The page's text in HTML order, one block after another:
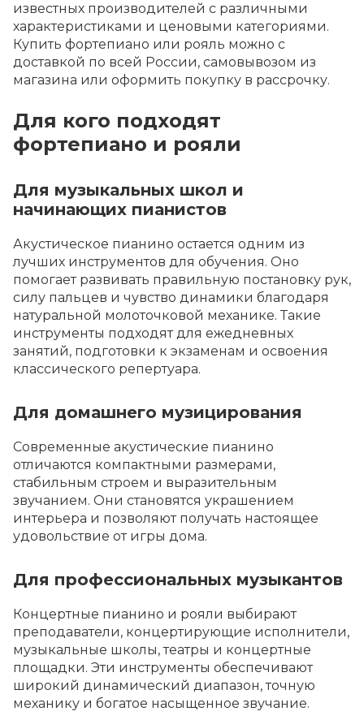
известных производителей с различными
характеристиками и ценовыми категориями.
Купить фортепиано или рояль можно с
доставкой по всей России, самовывозом из
магазина или оформить покупку в рассрочку.
Для кого подходят
фортепиано и рояли
Для музыкальных школ и
начинающих пианистов
Акустическое пианино остается одним из
лучших инструментов для обучения. Оно
помогает развивать правильную постановку рук,
силу пальцев и чувство динамики благодаря
натуральной молоточковой механике. Такие
инструменты подходят для ежедневных
занятий, подготовки к экзаменам и освоения
классического репертуара.
Для домашнего музицирования
Современные акустические пианино
отличаются компактными размерами,
стабильным строем и выразительным
звучанием. Они становятся украшением
интерьера и позволяют получать настоящее
удовольствие от игры дома.
Для профессиональных музыкантов
Концертные пианино и рояли выбирают
преподаватели, концертирующие исполнители,
музыкальные школы, театры и концертные
площадки. Эти инструменты обеспечивают
широкий динамический диапазон, точную
механику и богатое насыщенное звучание.